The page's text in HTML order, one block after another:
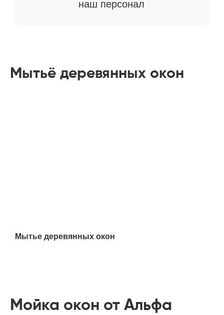
Мытьё деревянных окон
Мытье деревянных окон
Мойка окон от Альфа
Отзывы